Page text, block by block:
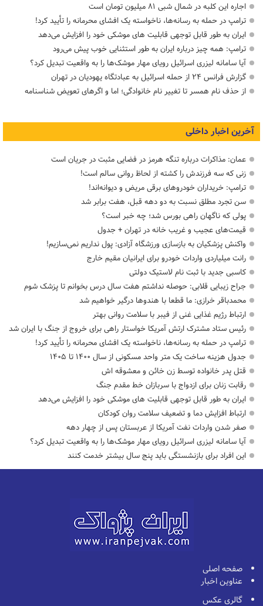
اجاره این کلبه در شمال شبی ۸۱ میلیون تومان است
ترامپ در حمله‌ به رسانه‌ها، ناخواسته یک افشای محرمانه را تأیید کرد!
ایران به طور قابل توجهی قابلیت های موشکی خود را افزایش می‌دهد
ترامپ: همه چیز درباره ایران به طور استثنایی خوب پیش می‌رود
آیا سامانه لیزری اسرائیل رویای مهار موشک‌ها را به واقعیت تبدیل کرد؟
گزارش فرانس ۲۴ از حمله اسرائیل به عبادتگاه یهودیان در تهران
از حذف نام همسر تا تغییر نام خانوادگی؛ اما و اگرهای تعویض شناسنامه
آخرین اخبار داخلی
عمان: مذاکرات درباره تنگه هرمز در فضایی مثبت در جریان است
زنی که سه فرزندش را کشته از لحاظ روانی سالم است!
ترامپ: خریداران خودروهای برقی مریض و دیوانه‌اند!
سن تجرد مطلق نسبت به دو دهه قبل، هفت برابر شد
پولی که ناگهان راهی بورس شد؛ چه خبر است؟
قیمت‌های عجیب و غریب خانه در تهران + جدول
واکنش پزشکیان به بازسازی ورزشگاه آزادی: پول نداریم نمی‌سازیم!
رانت میلیاردی واردات خودرو برای ایرانیان مقیم خارج
کاسبی جدید با ثبت نام لاستیک دولتی
جراح زیبایی قلابی: حوصله نداشتم هفت سال درس بخوانم تا پزشک شوم
محمدباقر خرازی: ما قطعا با هندوها درگیر خواهیم شد
ارتباط رژیم غذایی غنی از فیبر با سلامت روانی بهتر
رئیس ستاد مشترک ارتش آمریکا خواستار راهی برای خروج از جنگ با ایران شد
ترامپ در حمله‌ به رسانه‌ها، ناخواسته یک افشای محرمانه را تأیید کرد!
جدول هزینه ساخت یک متر واحد مسکونی از سال ۱۴۰۰ تا ۱۴۰۵
قتل پدر خانواده توسط زن خائن و معشوقه اش
رقابت زنان برای ازدواج با سربازان خط مقدم جنگ
ایران به طور قابل توجهی قابلیت های موشکی خود را افزایش می‌دهد
ارتباط افزایش دما و تضعیف سلامت روان کودکان
صفر شدن واردات نفت آمریکا از عربستان پس از چهار دهه
آیا سامانه لیزری اسرائیل رویای مهار موشک‌ها را به واقعیت تبدیل کرد؟
این افراد برای بازنشستگی باید پنج سال بیشتر خدمت کنند
صفحه اصلی
عناوین اخبار
گالری عکس